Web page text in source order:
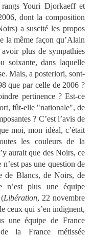
Youri Djorkaeff et
dont la composition
a suscité les propos
la même façon qu’Alain
plus de sympathies
soixante, dans laquelle
Mais, a posteriori, sont-
que par celle de 2006 ?
pertinence ? Est-ce
fût-elle "nationale", de
? C’est l’avis de
moi, mon idéal, c’était
les couleurs de la
aurait que des Noirs, ce
pas une question de
de Blancs, de Noirs, de
n’est plus une équipe
Libération, 22 novembre
ceux qui s’en indignent,
une équipe de France
la France
métissée